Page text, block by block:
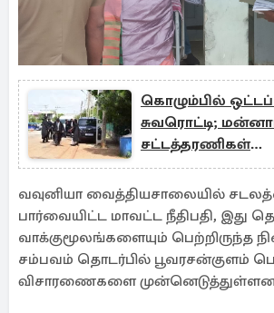
கொழும்பில்
சுவரொட்டி;
சட்டத்தரணிகள்
பணிப்பகிஷ்கரிப்பு!
வவுனியா வைத்தியசாலையில்
பார்வையிட்ட மாவட்ட நீதிபதி, இது
வாக்குமூலங்களையும் பெற்றிருந்த
சம்பவம் தொடர்பில் பூவரசன்குளம்
விசாரணைகளை